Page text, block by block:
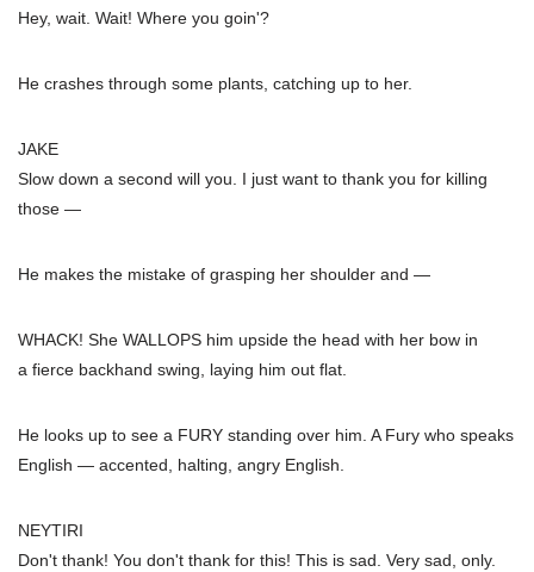
Hey, wait. Wait! Where you goin'?
He crashes through some plants, catching up to her.
JAKE
Slow down a second will you. I just want to thank you for killing
those —
He makes the mistake of grasping her shoulder and —
WHACK! She WALLOPS him upside the head with her bow in
a fierce backhand swing, laying him out flat.
He looks up to see a FURY standing over him. A Fury who speaks
English — accented, halting, angry English.
NEYTIRI
Don't thank! You don't thank for this! This is sad. Very sad, only.